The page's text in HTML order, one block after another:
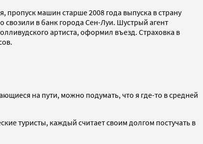
машин старше 2008 года выпуска в страну
свозили в банк города Сен-Луи. Шустрый агент
артиста, оформил въезд. Страховка в
на пути, можно подумать, что я где-то в средней
туристы, каждый считает своим долгом постучать в